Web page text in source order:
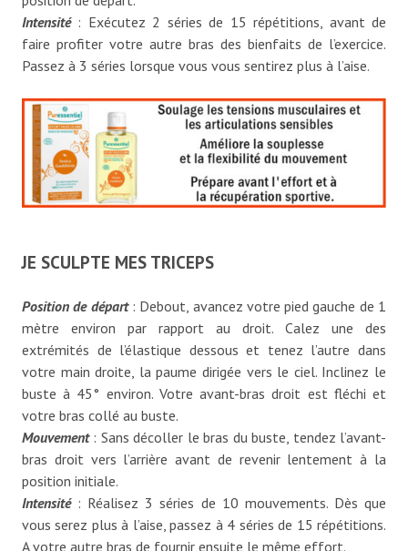
Intensité : Exécutez 2 séries de 15 répétitions, avant de
faire profiter votre autre bras des bienfaits de l’exercice.
Passez à 3 séries lorsque vous vous sentirez plus à l’aise.
JE SCULPTE MES TRICEPS
Position de départ: Debout, avancez votre pied gauche de 1
mètre environ par rapport au droit. Calez une des
extrémités de l’élastique dessous et tenez l’autre dans
votre main droite, la paume dirigée vers le ciel. Inclinez le
buste à 45° environ. Votre avant-bras droit est fléchi et
votre bras collé au buste.
Mouvement: Sans décoller le bras du buste, tendez l’avant-
bras droit vers l’arrière avant de revenir lentement à la
position initiale.
Intensité: Réalisez 3 séries de 10 mouvements. Dès que
vous serez plus à l’aise, passez à 4 séries de 15 répétitions.
A votre autre bras de fournir ensuite le même effort.